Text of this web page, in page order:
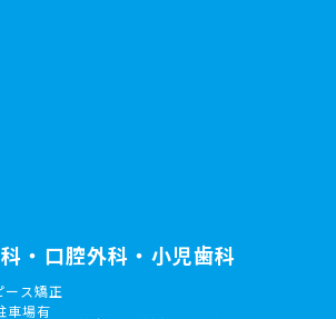
・口腔外科・小児歯科
ス矯正
車場有